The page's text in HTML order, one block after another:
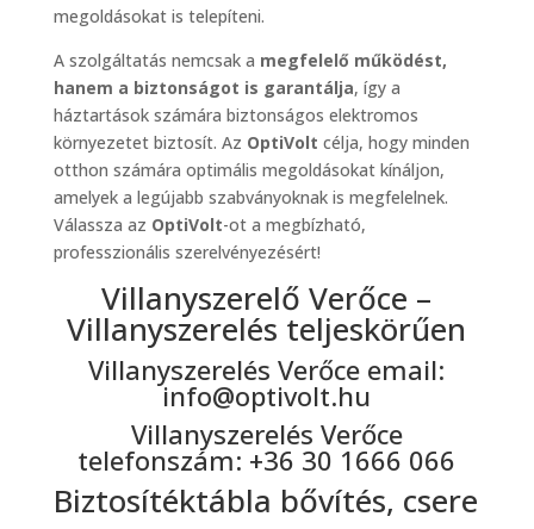
megoldásokat is telepíteni.
A szolgáltatás nemcsak a megfelelő működést,
hanem a biztonságot is garantálja, így a
háztartások számára biztonságos elektromos
környezetet biztosít. Az OptiVolt célja, hogy minden
otthon számára optimális megoldásokat kínáljon,
amelyek a legújabb szabványoknak is megfelelnek.
Válassza az OptiVolt-ot a megbízható,
professzionális szerelvényezésért!
Villanyszerelő Verőce –
Villanyszerelés teljeskörűen
Villanyszerelés Verőce email:
info@optivolt.hu
Villanyszerelés Verőce
telefonszám: +36 30 1666 066
Biztosítéktábla bővítés, csere